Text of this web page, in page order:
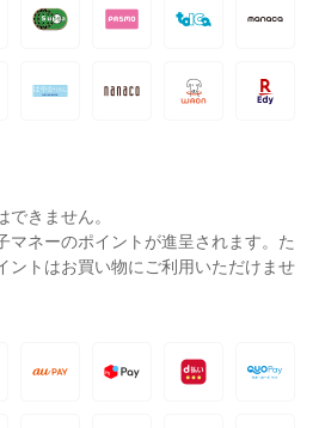
きません。
マネーのポイントが進呈されます。た
ントはお買い物にご利用いただけませ